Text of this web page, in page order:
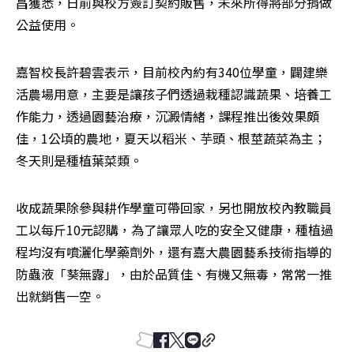
公益使用。
嘉智校長許碧雲表示，目前校內約有340位學童，闢建樂
活農場用意，主要是讓孩子們透過栽種認識蔬果、培養工
作能力，透過園藝治療，沉澱情緒，課程推出後效果頗
佳，1公頃的農地，夏天以稻米、芋頭、根莖蔬菜為主；
冬天則是種植葉菜類。
收成蔬果除參與耕作學童可帶回家，另也開放校內教職員
工以每斤10元認購，為了讓眾人吃的安全又健康，種植過
程均沒有噴灑化學藥劑外，還有嘉大農園藝系技術指導的
防蟲液「葵無露」，由於品質佳、有機又無毒，常常一推
出就銷售一空。